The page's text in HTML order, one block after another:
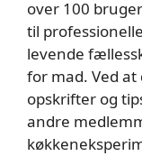
over 100
til
levende
for mad. Ved
opskrifter og
andre